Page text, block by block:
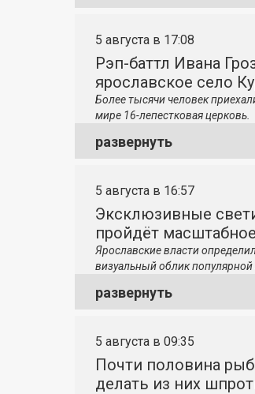
5 августа в 17:08
Рэп-баттл Ивана
ярославское село
Более тысячи человек
мире 16-лепестковая церковь.
развернуть
5 августа в 16:57
Эксклюзивные
пройдёт
Ярославские власти
визуальный облик
развернуть
5 августа в 09:35
Почти половина
делать из них